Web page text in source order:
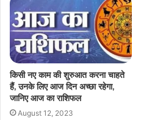
किसी नए काम की शुरुआत करना चाहते
हैं, उनके लिए आज दिन अच्छा रहेगा,
जानिए आज का राशिफल
August 12, 2023